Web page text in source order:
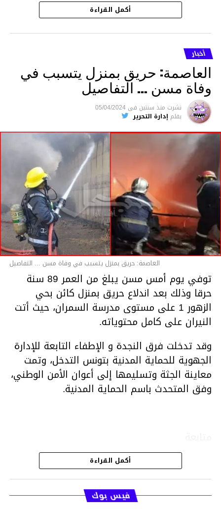
هذا وقد تمكن أعوان مركز الأمن الوطني بحي
هلال في توقيت قياسي من محاصرة المشتبه به
والقبض عليه وإحالته على التحقيق في خصوص
ما نُسبه إليه.
متابعة
قسم الاخبار
أكمل القراءة
أخبار
العاصمة: حريق بمنزل يتسبب في
وفاة مسن … التفاصيل
نشرت منذ سنتين فى 05/04/2024
بقلم إدارة التحرير
العاصمة: حريق بمنزل يتسبب في وفاة مسن ... التفاصيل
توفي يوم أمس مسن يبلغ من العمر 89 سنة
حرقا وذلك بعد اندلاع حريق بمنزل كائن بحي
الزهور 1 على مستوى مدرسة السمران، حيث أتت
النيران على كامل محتوياته.
وقد تدخلت فرق النجدة و الإطفاء التابعة للإدارة
الجهوية للحماية المدنية بتونس التدخل، وتمت
معاينة الجثة وتسليمها إلى أعوان الأمن الوطني،
وفق المتحدث باسم الحماية المدنية.
قسم الاخبار
أكمل القراءة
فيس بوك